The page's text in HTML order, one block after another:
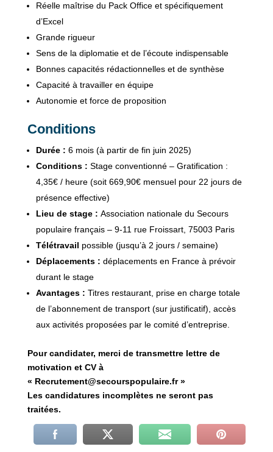
Réelle maîtrise du Pack Office et spécifiquement
d’Excel
Grande rigueur
Sens de la diplomatie et de l’écoute indispensable
Bonnes capacités rédactionnelles et de synthèse
Capacité à travailler en équipe
Autonomie et force de proposition
Conditions
Durée : 6 mois (à partir de fin juin 2025)
Conditions : Stage conventionné – Gratification :
4,35€ / heure (soit 669,90€ mensuel pour 22 jours de
présence effective)
Lieu de stage : Association nationale du Secours
populaire français – 9-11 rue Froissart, 75003 Paris
Télétravail possible (jusqu’à 2 jours / semaine)
Déplacements : déplacements en France à prévoir
durant le stage
Avantages : Titres restaurant, prise en charge totale
de l’abonnement de transport (sur justificatif), accès
aux activités proposées par le comité d’entreprise.
Pour candidater, merci de transmettre lettre de
motivation et CV à
« Recrutement@secourspopulaire.fr »
Les candidatures incomplètes ne seront pas
traitées.